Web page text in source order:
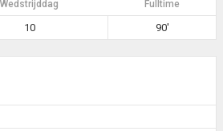
Wedstrijddag Fulltime
10 90'